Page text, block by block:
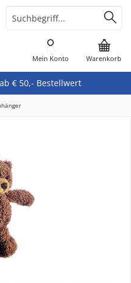
€ 50,- Bestellwert
Warenkorb
Mein Konto